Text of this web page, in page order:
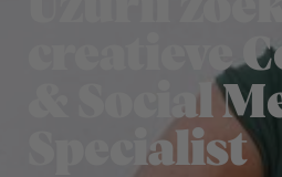
creatieve
& Social
Specialist